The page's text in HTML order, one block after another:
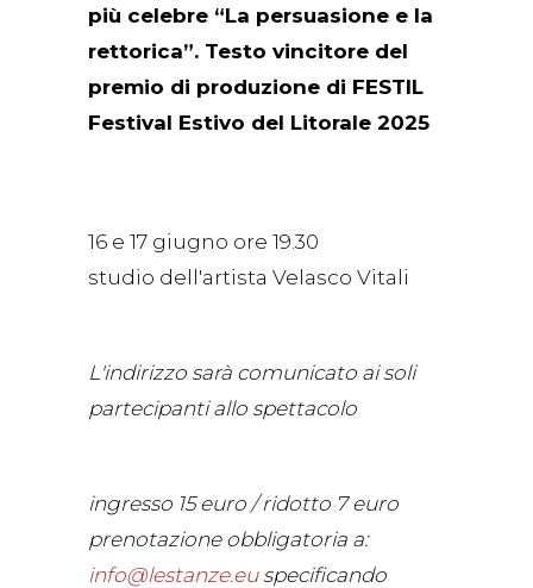
più celebre “La persuasione e la
rettorica”. Testo vincitore del
premio di produzione di FESTIL
Festival Estivo del Litorale 2025
16 e 17 giugno ore 19.30
studio dell'artista Velasco Vitali
L'indirizzo sarà comunicato ai soli
partecipanti allo spettacolo
ingresso 15 euro / ridotto 7 euro
prenotazione obbligatoria a:
info@lestanze.euspecificando